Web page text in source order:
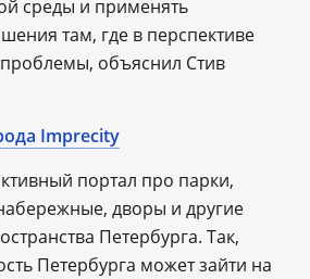
среды и применять
там, где в перспективе
проблемы, объяснил Стив
Imprecity
портал про парки,
дворы и другие
Петербурга. Так,
Петербурга может зайти на